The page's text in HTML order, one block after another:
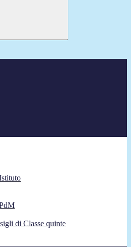
di Classe quinte